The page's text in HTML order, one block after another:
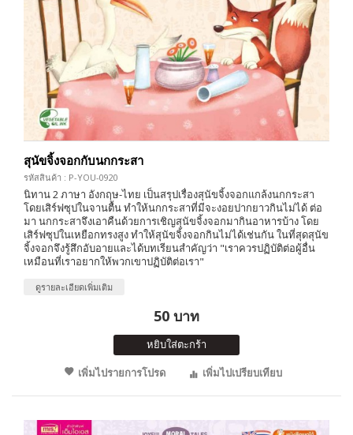
สุนัขจิ้งจอกกับนกกระสา
รหัสสินค้า : P-YOU-0920
นิทาน 2 ภาษา อังกฤษ-ไทย เป็นสรุปเรื่องสุนัขจิ้งจอกแกล้งนกกระสา
โดยเสิร์ฟซุปในจานตื้น ทำให้นกกระสาที่มีจะงอยปากยาวกินไม่ได้ ต่อ
มา นกกระสาจึงเอาคืนด้วยการเชิญสุนัขจิ้งจอกมากินอาหารบ้าง โดย
เสิร์ฟซุปในเหยือกทรงสูง ทำให้สุนัขจิ้งจอกกินไม่ได้เช่นกัน ในที่สุดสุนัข
จิ้งจอกจึงรู้สึกอับอายและได้บทเรียนสำคัญว่า "เราควรปฏิบัติต่อผู้อื่น
เหมือนที่เราอยากให้พวกเขาปฏิบัติต่อเรา"
ดูรายละเอียดเพิ่มเติม
50 บาท
หยิบใส่ตะกร้า
เพิ่มไปรายการโปรด
เพิ่มไปเปรียบเทียบ